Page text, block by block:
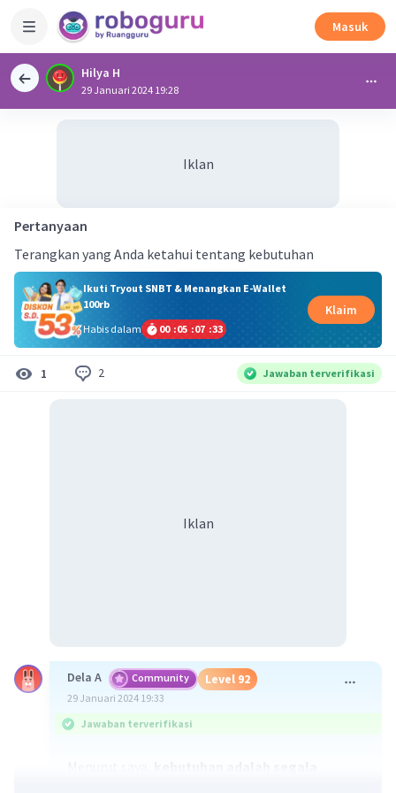
Masuk
Hilya H
29 Januari 2024 19:28
Iklan
Pertanyaan
Terangkan yang Anda ketahui tentang kebutuhan
Ikuti Tryout SNBT & Menangkan E-Wallet
100rb
Habis dalam
00 :05 :07 :32
Klaim
1 2 Jawaban terverifikasi
Iklan
Dela A Community Level 92
29 Januari 2024 19:33
Jawaban terverifikasi